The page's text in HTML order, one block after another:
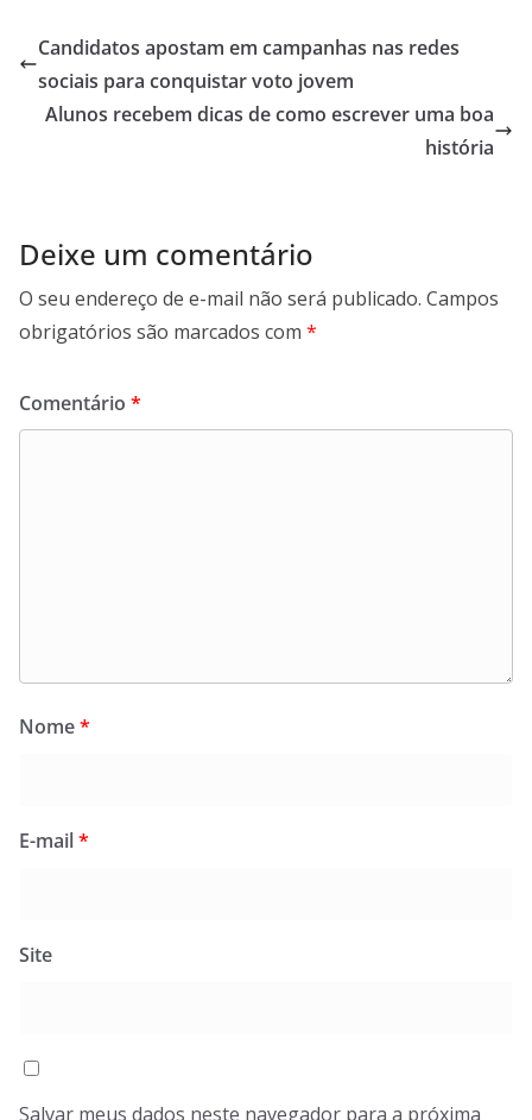
Candidatos apostam em campanhas nas redes
sociais para conquistar voto jovem
Alunos recebem dicas de como escrever uma boa
história
Deixe um comentário
O seu endereço de e-mail não será publicado. Campos
obrigatórios são marcados com *
Comentário *
Nome*
E-mail*
Site
Salvar meus dados neste navegador para a próxima